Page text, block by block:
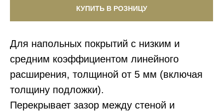
КУПИТЬ В РОЗНИЦУ
Для напольных покрытий с низким и
средним коэффициентом линейного
расширения, толщиной от 5 мм (включая
толщину подложки).
Перекрывает зазор между стеной и